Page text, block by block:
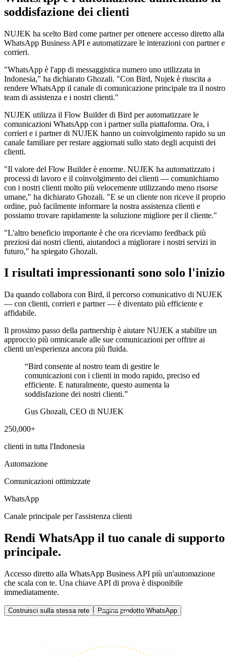
soddisfazione dei clienti
NUJEK ha scelto Bird come partner per ottenere accesso diretto alla
WhatsApp Business API e automatizzare le interazioni con partner e
corrieri.
"WhatsApp è l'app di messaggistica numero uno utilizzata in
Indonesia," ha dichiarato Ghozali. "Con Bird, Nujek è riuscita a
rendere WhatsApp il canale di comunicazione principale tra il nostro
team di assistenza e i nostri clienti."
NUJEK utilizza il Flow Builder di Bird per automatizzare le
comunicazioni WhatsApp con i partner sulla piattaforma. Ora, i
corrieri e i partner di NUJEK hanno un coinvolgimento rapido su un
canale familiare per restare aggiornati sullo stato degli acquisti dei
clienti.
"Il valore del Flow Builder è enorme. NUJEK ha automatizzato i
processi di lavoro e il coinvolgimento dei clienti — comunichiamo
con i nostri clienti molto più velocemente utilizzando meno risorse
umane," ha dichiarato Ghozali. "E se un cliente non riceve il proprio
ordine, può facilmente informare la nostra assistenza clienti e
possiamo trovare rapidamente la soluzione migliore per il cliente."
"L'altro beneficio importante è che ora riceviamo feedback più
preziosi dai nostri clienti, aiutandoci a migliorare i nostri servizi in
futuro," ha spiegato Ghozali.
I risultati impressionanti sono solo l'inizio
Da quando collabora con Bird, il percorso comunicativo di NUJEK
— con clienti, corrieri e partner — è diventato più efficiente e
affidabile.
Il prossimo passo della partnership è aiutare NUJEK a stabilire un
approccio più omnicanale alle sue comunicazioni per offrire ai
clienti un'esperienza ancora più fluida.
“Bird consente al nostro team di gestire le
comunicazioni con i clienti in modo rapido, preciso ed
efficiente. E naturalmente, questo aumenta la
soddisfazione dei nostri clienti.”
Gus Ghozali, CEO di NUJEK
250,000+
clienti in tutta l'Indonesia
Automazione
Comunicazioni ottimizzate
WhatsApp
Canale principale per l'assistenza clienti
Rendi WhatsApp il tuo canale di supporto
principale.
Accesso diretto alla WhatsApp Business API più un'automazione
che scala con te. Una chiave API di prova è disponibile
immediatamente.
Costruisci sulla stessa rete Pagina prodotto WhatsApp